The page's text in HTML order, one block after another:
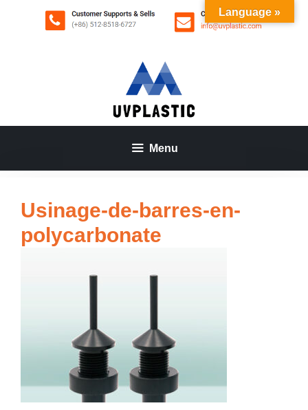
Menu
Usinage-de-barres-en-
polycarbonate
Language »